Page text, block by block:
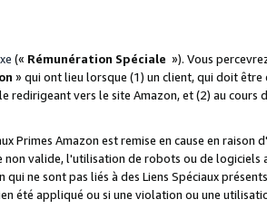
(« Rémunération Spéciale »). Vous
» qui ont lieu lorsque (1) un client, qui doit être
redirigeant vers le site Amazon, et (2) au cours
Primes Amazon est remise en cause en raison
valide, l'utilisation de robots ou de logiciels
ne sont pas liés à des Liens Spéciaux
été appliqué ou si une violation ou une